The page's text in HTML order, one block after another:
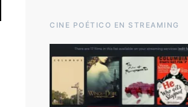
CINE POÉTICO EN STREAMING